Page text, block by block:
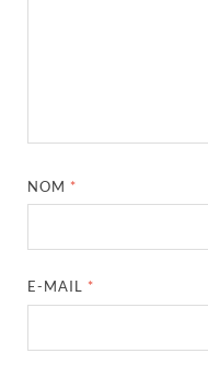
NOM *
E-MAIL *